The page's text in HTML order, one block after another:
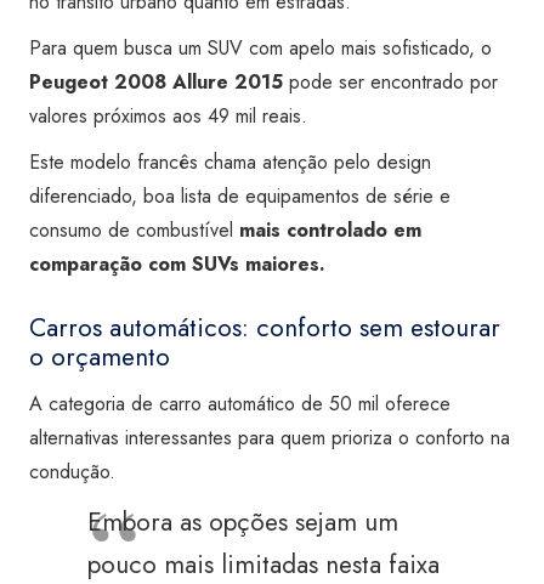
Para quem busca um SUV com apelo mais sofisticado, o
Peugeot 2008 Allure 2015 pode ser encontrado por
valores próximos aos 49 mil reais.
Este modelo francês chama atenção pelo design
diferenciado, boa lista de equipamentos de série e
consumo de combustível mais controlado em
comparação com SUVs maiores.
Carros automáticos: conforto sem estourar
o orçamento
A categoria de carro automático de 50 mil oferece
alternativas interessantes para quem prioriza o conforto na
condução.
Embora as opções sejam um
pouco mais limitadas nesta faixa